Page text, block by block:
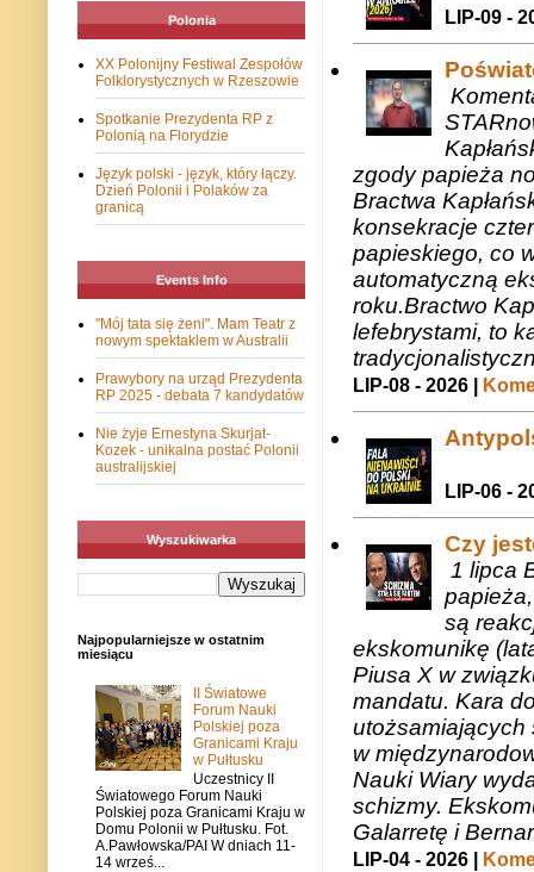
LIP-09 -
zgody papieża
Bractwa
konsekracje
papieskiego, co
automatyczną
roku.Bractwo
lefebrystami, to
LIP-08 - 2026 |
LIP-06 -
Czy
1 lipca
są
ekskomunikę
Piusa X w
mandatu. Kara
utożsamiających
w
Nauki Wiary
schizmy.
Galarretę i
LIP-04 - 2026 |
Polonia
XX Polonijny Festiwal Zespołów
Folklorystycznych w Rzeszowie
Spotkanie Prezydenta RP z
Polonią na Florydzie
Język polski - język, który łączy.
Dzień Polonii i Polaków za
granicą
Events Info
"Mój tata się żeni". Mam Teatr z
nowym spektaklem w Australii
Prawybory na urząd Prezydenta
RP 2025 - debata 7 kandydatów
Nie żyje Ernestyna Skurjat-
Kozek - unikalna postać Polonii
australijskiej
Wyszukiwarka
Najpopularniejsze w ostatnim
miesiącu
II Światowe
Forum Nauki
Polskiej poza
Granicami Kraju
w Pułtusku
Uczestnicy II
Światowego Forum Nauki
Polskiej poza Granicami Kraju w
Domu Polonii w Pułtusku. Fot.
A.Pawłowska/PAI W dniach 11-
14 wrześ...